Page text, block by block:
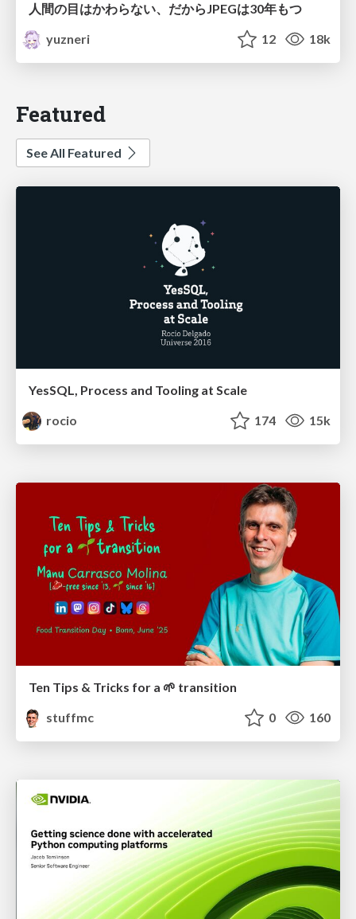
人間の目はかわらない、だからJPEGは30年もつ
yuzneri
12 18k
Featured
See All Featured
YesSQL, Process and Tooling at Scale
rocio
174 15k
Ten Tips & Tricks for a 🌱 transition
stuffmc
0 160